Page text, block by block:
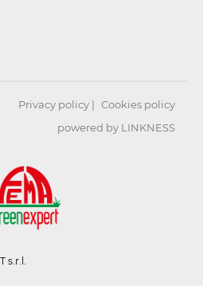
Privacy policy
Cookies policy
powered by LINKNESS
s.r.l.